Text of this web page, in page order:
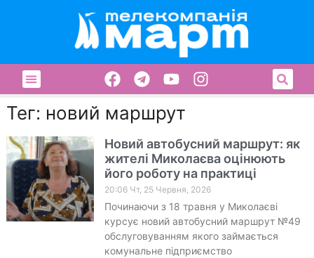
Тег: новий маршрут
Новий автобусний маршрут: як
жителі Миколаєва оцінюють
його роботу на практиці
20:06 Чт, 25 Червня, 2026
Починаючи з 18 травня у Миколаєві
курсує новий автобусний маршрут №49
обслуговуванням якого займається
комунальне підприємство